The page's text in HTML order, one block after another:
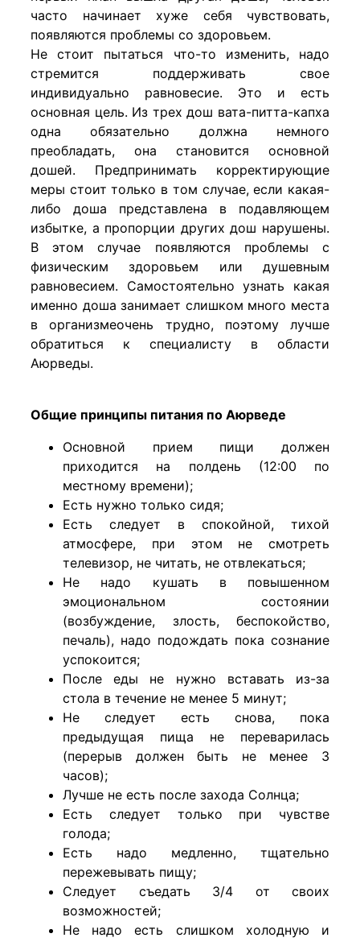
часто начинает хуже себя чувствовать,
появляются проблемы со здоровьем.
Не стоит пытаться что-то изменить, надо
стремится поддерживать свое
индивидуально равновесие. Это и есть
основная цель. Из трех дош вата-питта-капха
одна обязательно должна немного
преобладать, она становится основной
дошей. Предпринимать корректирующие
меры стоит только в том случае, если какая-
либо доша представлена в подавляющем
избытке, а пропорции других дош нарушены.
В этом случае появляются проблемы с
физическим здоровьем или душевным
равновесием. Самостоятельно узнать какая
именно доша занимает слишком много места
в организмеочень трудно, поэтому лучше
обратиться к специалисту в области
Аюрведы.
Общие принципы питания по Аюрведе
Основной прием пищи должен
приходится на полдень (12:00 по
местному времени);
Есть нужно только сидя;
Есть следует в спокойной, тихой
атмосфере, при этом не смотреть
телевизор, не читать, не отвлекаться;
Не надо кушать в повышенном
эмоциональном состоянии
(возбуждение, злость, беспокойство,
печаль), надо подождать пока сознание
успокоится;
После еды не нужно вставать из-за
стола в течение не менее 5 минут;
Не следует есть снова, пока
предыдущая пища не переварилась
(перерыв должен быть не менее 3
часов);
Лучше не есть после захода Солнца;
Есть следует только при чувстве
голода;
Есть надо медленно, тщательно
пережевывать пищу;
Следует съедать 3/4 от своих
возможностей;
Не надо есть слишком холодную и